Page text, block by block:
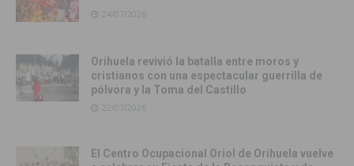
24/07/2026
Orihuela revivió la batalla entre moros y
cristianos con una espectacular guerrilla de
pólvora y la Toma del Castillo
22/07/2026
El Centro Ocupacional Oriol de Orihuela vuelve